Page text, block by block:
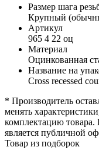
Размер шага
Крупный
Артикул
965 4 22 оц
Материал
Оцинкованная
Название на
Cross recessed
* Производитель
менять
комплектацию
является публичной
Товар из подборок